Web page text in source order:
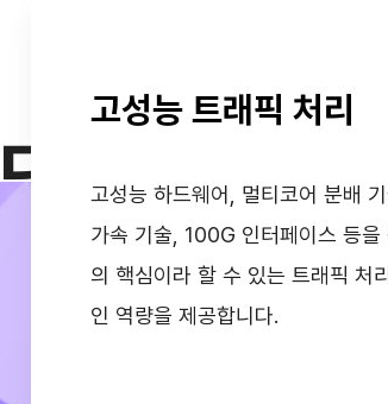
고성능 트래픽 처리
고성능 하드웨어, 멀티코어 분배
가속 기술, 100G 인터페이스 등을
의 핵심이라 할 수 있는 트래픽 처
인 역량을 제공합니다.
기술력의